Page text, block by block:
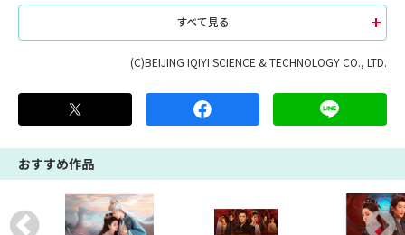
すべて見る
(C)BEIJING IQIYI SCIENCE & TECHNOLOGY CO., LTD.
おすすめ作品